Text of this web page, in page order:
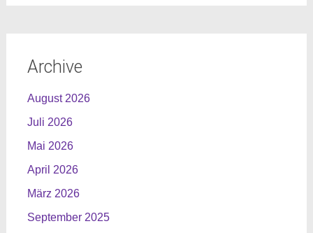
Archive
August 2026
Juli 2026
Mai 2026
April 2026
März 2026
September 2025